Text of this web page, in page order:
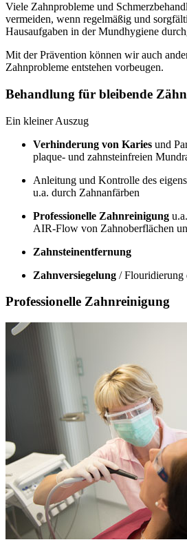
Viele Zahnprobleme und
vermeiden, wenn regelmäßig und
Hausaufgaben in der Mundhygiene
Mit der Prävention können wir auch
Zahnprobleme entstehen vorbeugen.
Behandlung für bleibende
Ein kleiner Auszug
Verhinderung von Karies und
plaque- und zahnsteinfreien
Anleitung und Kontrolle des
u.a. durch Zahnanfärben
Professionelle Zahnreinigung
AIR-Flow von Zahnoberflächen
Zahnsteinentfernung
Zahnversiegelung / Flouridierung
Professionelle Zahnreinigung